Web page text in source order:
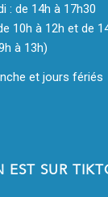
: de 14h à 17h30
10h à 12h et de
à 13h)
et jours fériés
EST SUR